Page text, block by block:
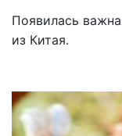
Появилась
из Китая.